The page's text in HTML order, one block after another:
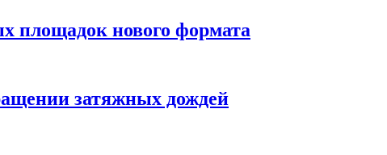
площадок нового формата
затяжных дождей